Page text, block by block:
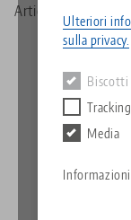
Ulteriori
sulla privacy.
Biscotti
Tracking
Media
Servizi
Quicklinks
Search
Downloads
Contatto
Articolo n. 34260